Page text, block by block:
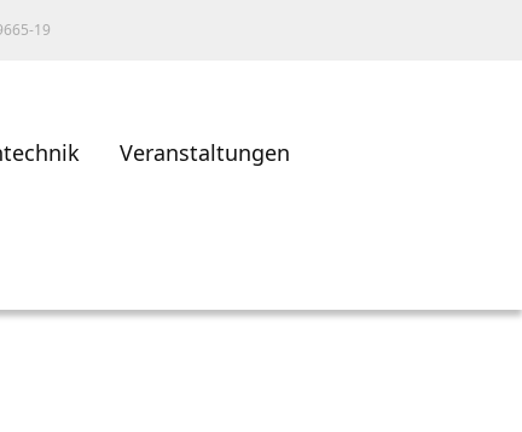
19
Veranstaltungen